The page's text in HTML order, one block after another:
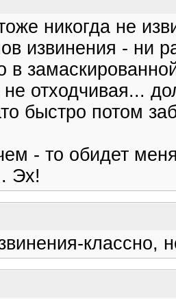
никогда не
извинения - ни
в
не отходчивая...
быстро потом
- то обидет
Эх!
классно,